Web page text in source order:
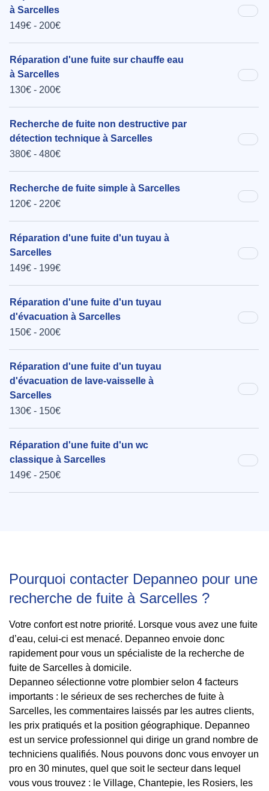
à Sarcelles
149€ - 200€
Réparation d'une fuite sur chauffe eau
à Sarcelles
130€ - 200€
Recherche de fuite non destructive par
détection technique à Sarcelles
380€ - 480€
Recherche de fuite simple à Sarcelles
120€ - 220€
Réparation d'une fuite d'un tuyau à
Sarcelles
149€ - 199€
Réparation d'une fuite d'un tuyau
d'évacuation à Sarcelles
150€ - 200€
Réparation d'une fuite d'un tuyau
d'évacuation de lave-vaisselle à
Sarcelles
130€ - 150€
Réparation d'une fuite d'un wc
classique à Sarcelles
149€ - 250€
Pourquoi contacter Depanneo pour une
recherche de fuite à Sarcelles ?
Votre confort est notre priorité. Lorsque vous avez une fuite
d’eau, celui-ci est menacé. Depanneo envoie donc
rapidement pour vous un spécialiste de la recherche de
fuite de Sarcelles à domicile.
Depanneo sélectionne votre plombier selon 4 facteurs
importants : le sérieux de ses recherches de fuite à
Sarcelles, les commentaires laissés par les autres clients,
les prix pratiqués et la position géographique. Depanneo
est un service professionnel qui dirige un grand nombre de
techniciens qualifiés. Nous pouvons donc vous envoyer un
pro en 30 minutes, quel que soit le secteur dans lequel
vous vous trouvez : le Village, Chantepie, les Rosiers, les